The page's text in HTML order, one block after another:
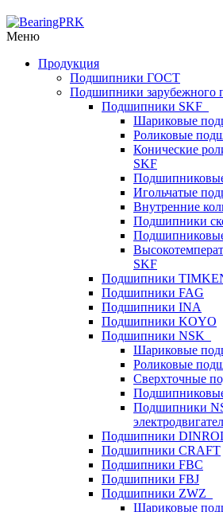
Меню
Продукция
Подшипники ГОСТ
Подшипники зарубежного
Подшипники SKF
Шариковые
Роликовые
Конические
SKF
Игольчатые
Внутренние
Подшипники
SKF
Подшипники
Подшипники FAG
Подшипники INA
Подшипники KOYO
Подшипники NSK
Шариковые
Роликовые
Сверхточные
Подшипники
Подшипники
Подшипники CRAFT
Подшипники FBC
Подшипники FBJ
Подшипники ZWZ
Шариковые